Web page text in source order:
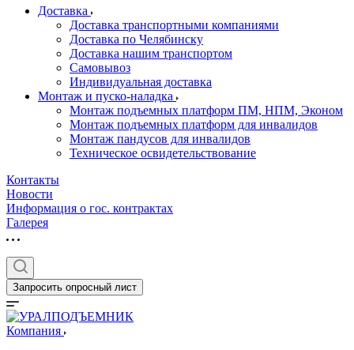
Доставка
Доставка транспортными компаниями
Доставка по Челябинску
Доставка нашим транспортом
Самовывоз
Индивидуальная доставка
Монтаж и пуско-наладка
Монтаж подъемных платформ ПМ, НПМ, Эконом
Монтаж подъемных платформ для инвалидов
Монтаж пандусов для инвалидов
Техническое освидетельствование
Контакты
Новости
Информация о гос. контрактах
Галерея
Запросить опросный лист
Компания